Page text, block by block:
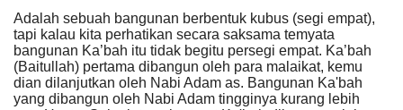
Adalah sebuah bangunan berbentuk kubus (segi empat),
tapi kalau kita perhatikan secara saksama temyata
bangunan Ka’bah itu tidak begitu persegi empat. Ka’bah
(Baitullah) pertama dibangun oleh para malaikat, kemu
dian dilanjutkan oleh Nabi Adam as. Bangunan Ka'bah
yang dibangun oleh Nabi Adam tingginya kurang lebih